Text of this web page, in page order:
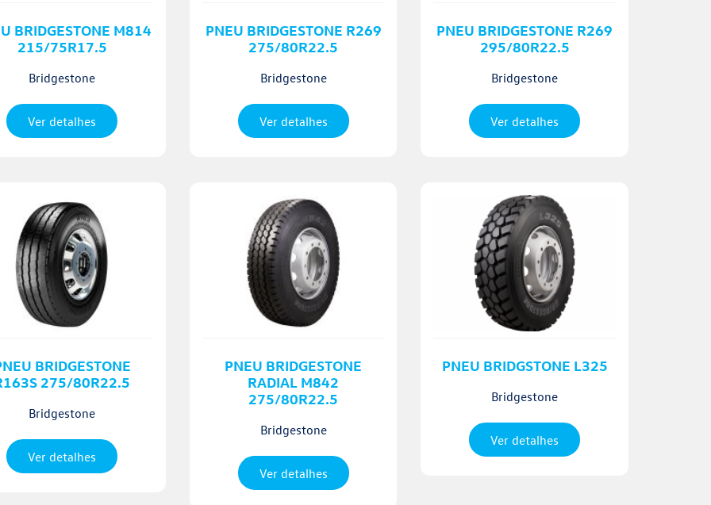
BRIDGESTONE M814
215/75R17.5
Bridgestone
Ver detalhes
PNEU BRIDGESTONE R269
275/80R22.5
Bridgestone
Ver detalhes
PNEU BRIDGESTONE R269
295/80R22.5
Bridgestone
Ver detalhes
BRIDGESTONE
275/80R22.5
Bridgestone
Ver detalhes
PNEU BRIDGESTONE
RADIAL M842
275/80R22.5
Bridgestone
Ver detalhes
PNEU BRIDGSTONE L325
Bridgestone
Ver detalhes